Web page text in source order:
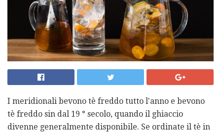
I meridionali bevono tè freddo tutto l'anno e bevono
tè freddo sin dal 19 ° secolo, quando il ghiaccio
divenne generalmente disponibile. Se ordinate il tè in